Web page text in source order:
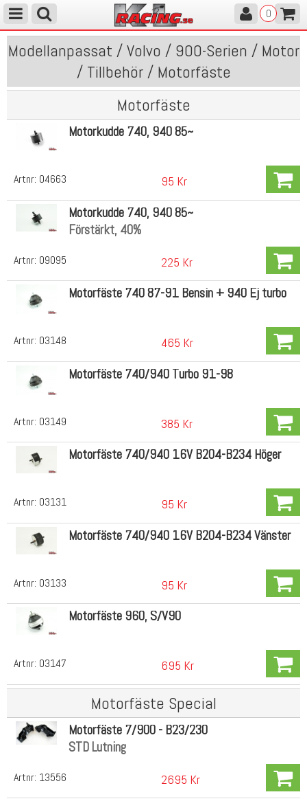
0
Modellanpassat / Volvo / 900-Serien / Motor
/ Tillbehör / Motorfäste
Motorfäste
Artnr: 04663
Motorkudde 740, 940 85~
95 Kr
Artnr: 09095
Motorkudde 740, 940 85~
Förstärkt, 40%
225 Kr
Artnr: 03148
Motorfäste 740 87-91 Bensin + 940 Ej turbo
465 Kr
Artnr: 03149
Motorfäste 740/940 Turbo 91-98
385 Kr
Artnr: 03131
Motorfäste 740/940 16V B204-B234 Höger
95 Kr
Artnr: 03133
Motorfäste 740/940 16V B204-B234 Vänster
95 Kr
Artnr: 03147
Motorfäste 960, S/V90
695 Kr
Motorfäste Special
Artnr: 13556
Motorfäste 7/900 - B23/230
STD Lutning
2695 Kr